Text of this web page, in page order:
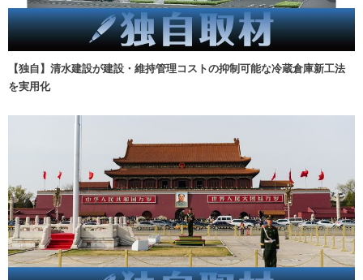
【独自】清水建設が建設・維持管理コストの抑制可能な冷蔵倉庫新工法
を実用化